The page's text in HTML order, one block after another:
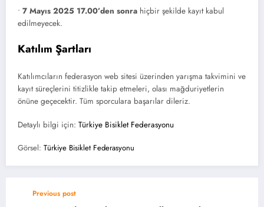
• 7 Mayıs 2025 17.00’den sonra hiçbir şekilde kayıt kabul
edilmeyecek.
Katılım Şartları
Katılımcıların federasyon web sitesi üzerinden yarışma takvimini ve
kayıt süreçlerini titizlikle takip etmeleri, olası mağduriyetlerin
önüne geçecektir. Tüm sporculara başarılar dileriz.
Detaylı bilgi için: Türkiye Bisiklet Federasyonu
Görsel: Türkiye Bisiklet Federasyonu
Previous post